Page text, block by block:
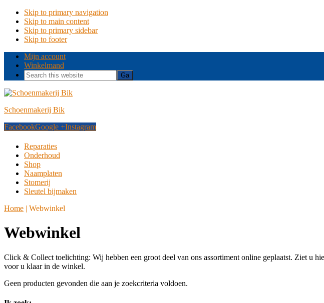
Skip to primary navigation
Skip to main content
Skip to primary sidebar
Skip to footer
Mijn account
Winkelmand
Search
this
website
Schoenmakerij Bik
FacebookGoogle +Instagram
Reparaties
Onderhoud
Shop
Naamplaten
Stomerij
Sleutel bijmaken
Home | Webwinkel
Webwinkel
Click & Collect toelichting: Wij hebben een groot deel van ons assortiment online geplaatst. Ziet u
voor u klaar in de winkel.
Geen producten gevonden die aan je zoekcriteria voldoen.